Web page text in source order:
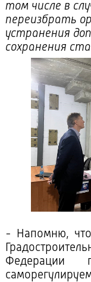
том числе в
переизбрать
устранения
сохранения
- Напомню, что
Федерации